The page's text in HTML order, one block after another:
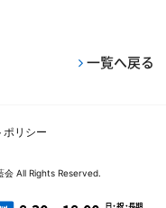
一覧へ戻る
ポリシー
会 All Rights Reserved.